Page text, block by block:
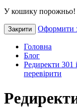
У кошику порожньо!
Закрити Оформити
Головна
Блог
Редиректи 301
перевірити